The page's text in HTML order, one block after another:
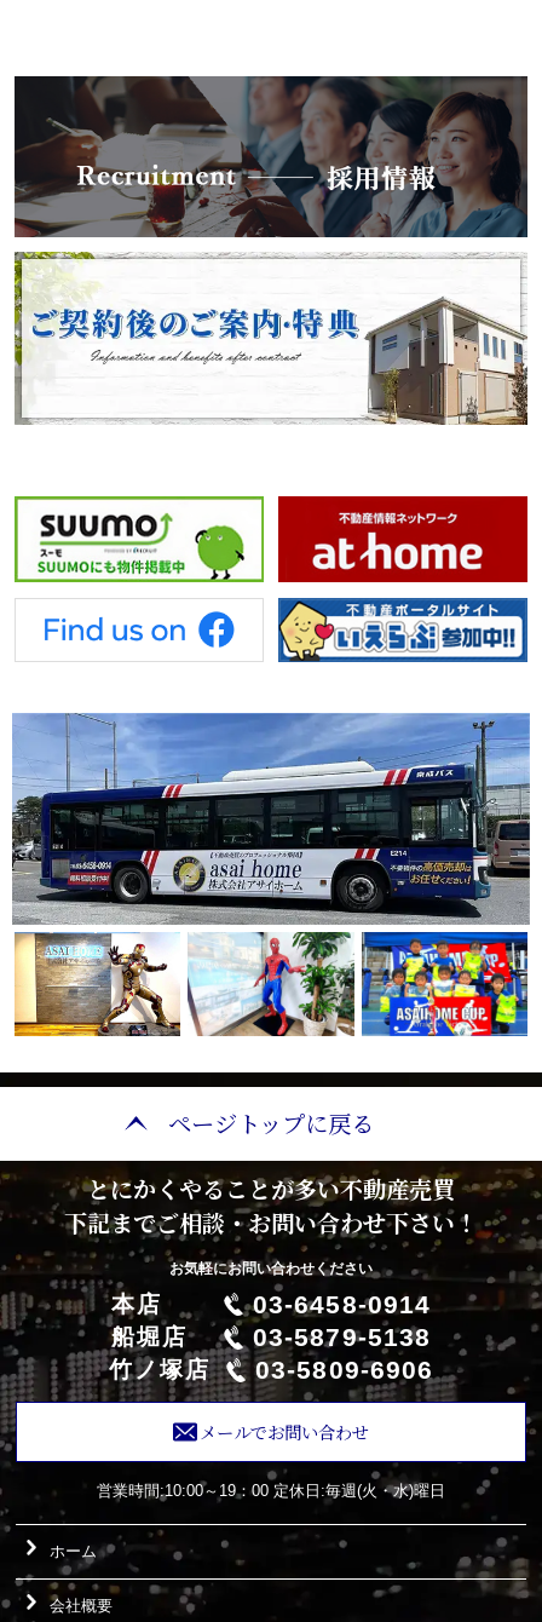
ページトップに戻る
とにかくやることが多い不動産売買
下記までご相談・お問い合わせ下さい！
お気軽にお問い合わせください
本店 03-6458-0914
船堀店 03-5879-5138
竹ノ塚店 03-5809-6906
メールでお問い合わせ
営業時間:10:00～19：00 定休日:毎週(火・水)曜日
ホーム
会社概要